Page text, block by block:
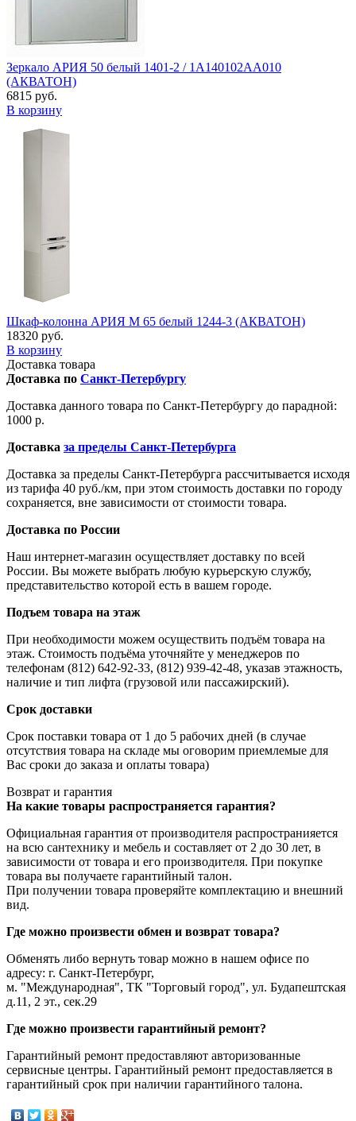
Зеркало АРИЯ 50 белый 1401-2 / 1A140102AA010
(АКВАТОН)
6815 руб.
В корзину
Шкаф-колонна АРИЯ M 65 белый 1244-3 (АКВАТОН)
18320 руб.
В корзину
Доставка товара
Доставка по Санкт-Петербургу
Доставка данного товара по Санкт-Петербургу до парадной:
1000 р.
Доставка за пределы Санкт-Петербурга
Доставка за пределы Санкт-Петербурга рассчитывается исходя
из тарифа 40 руб./км, при этом стоимость доставки по городу
сохраняется, вне зависимости от стоимости товара.
Доставка по России
Наш интернет-магазин осуществляет доставку по всей
России. Вы можете выбрать любую курьерскую службу,
представительство которой есть в вашем городе.
Подъем товара на этаж
При необходимости можем осуществить подъём товара на
этаж. Стоимость подъёма уточняйте у менеджеров по
телефонам (812) 642-92-33, (812) 939-42-48, указав этажность,
наличие и тип лифта (грузовой или пассажирский).
Срок доставки
Срок поставки товара от 1 до 5 рабочих дней (в случае
отсутствия товара на складе мы оговорим приемлемые для
Вас сроки до заказа и оплаты товара)
Возврат и гарантия
На какие товары распространяется гарантия?
Официальная гарантия от производителя распространияется
на всю сантехнику и мебель и составляет от 2 до 30 лет, в
зависимости от товара и его производителя. При покупке
товара вы получаете гарантийный талон.
При получении товара проверяйте комплектацию и внешний
вид.
Где можно произвести обмен и возврат товара?
Обменять либо вернуть товар можно в нашем офисе по
адресу: г. Санкт-Петербург,
м. "Международная", ТК "Торговый город", ул. Будапештская
д.11, 2 эт., сек.29
Где можно произвести гарантийный ремонт?
Гарантийный ремонт предоставляют авторизованные
сервисные центры. Гарантийный ремонт предоставляется в
гарантийный срок при наличии гарантийного талона.